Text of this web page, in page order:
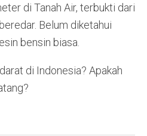
di Tanah Air, terbukti dari
Belum diketahui
bensin biasa.
di Indonesia? Apakah